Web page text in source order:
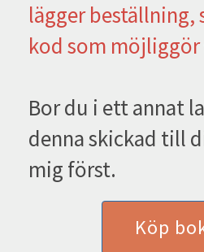
lägger beställning,
kod som
Bor du i ett annat
denna skickad till
mig först.
Köp